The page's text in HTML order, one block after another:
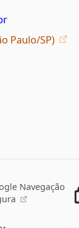
Paulo/SP)
Navegação